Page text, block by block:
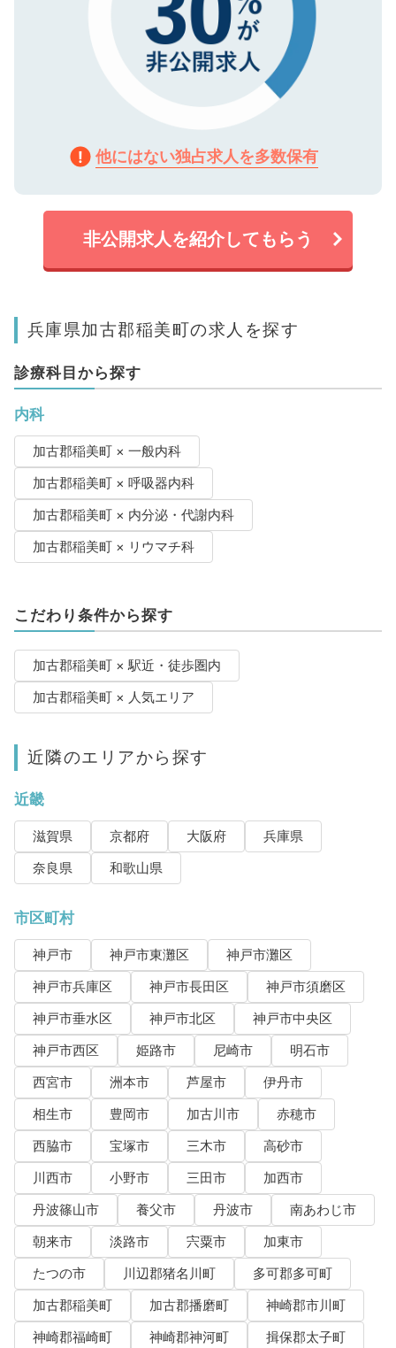
他にはない独占求人を多数保有
非公開求人を紹介してもらう
兵庫県加古郡稲美町の求人を探す
診療科目から探す
内科
加古郡稲美町 × 一般内科
加古郡稲美町 × 呼吸器内科
加古郡稲美町 × 内分泌・代謝内科
加古郡稲美町 × リウマチ科
こだわり条件から探す
加古郡稲美町 × 駅近・徒歩圏内
加古郡稲美町 × 人気エリア
近隣のエリアから探す
近畿
滋賀県 京都府 大阪府
兵庫県
奈良県
和歌山県
市区町村
神戸市 神戸市東灘区
神戸市灘区
神戸市兵庫区
神戸市長田区
神戸市須磨区
神戸市垂水区
神戸市北区
神戸市中央区
神戸市西区
姫路市 尼崎市
明石市
西宮市
洲本市 芦屋市
伊丹市
相生市
豊岡市 加古川市
赤穂市
西脇市
宝塚市 三木市
高砂市
川西市
小野市 三田市
加西市
丹波篠山市
養父市 丹波市
南あわじ市
朝来市
淡路市 宍粟市
加東市
たつの市
川辺郡猪名川町
多可郡多可町
加古郡稲美町
加古郡播磨町
神崎郡市川町
神崎郡福崎町
神崎郡神河町
揖保郡太子町